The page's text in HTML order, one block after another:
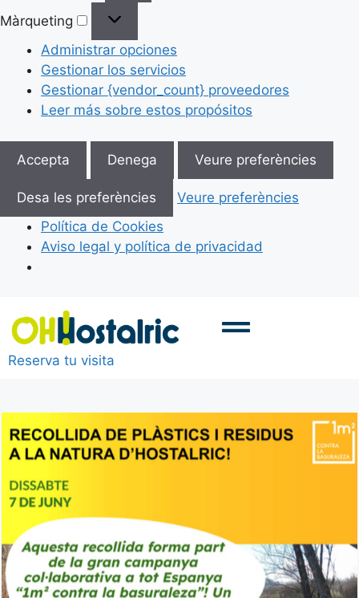
Màrqueting
Administrar opciones
Gestionar los servicios
Gestionar {vendor_count} proveedores
Leer más sobre estos propósitos
Accepta Denega Veure preferències
Desa les preferències
Veure preferències
Política de Cookies
Aviso legal y política de privacidad
Reserva tu visita